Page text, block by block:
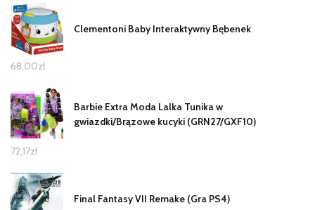
Clementoni Baby Interaktywny Bębenek
68,00zł
Barbie Extra Moda Lalka Tunika w
gwiazdki/Brązowe kucyki (GRN27/GXF10)
72,17zł
Final Fantasy VII Remake (Gra PS4)